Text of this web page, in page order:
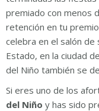
premiado con menos
retención en tu
celebra en el salón
Estado, en la ciudad
del Niño también se
Si eres uno de los
del Niño y has sido